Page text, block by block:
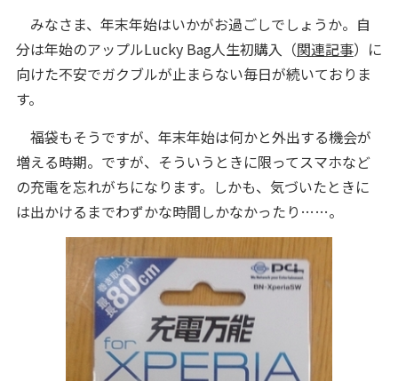
みなさま、年末年始はいかがお過ごしでしょうか。自
分は年始のアップルLucky Bag人生初購入（関連記事）に
向けた不安でガクブルが止まらない毎日が続いておりま
す。
福袋もそうですが、年末年始は何かと外出する機会が
増える時期。ですが、そういうときに限ってスマホなど
の充電を忘れがちになります。しかも、気づいたときに
は出かけるまでわずかな時間しかなかったり……。